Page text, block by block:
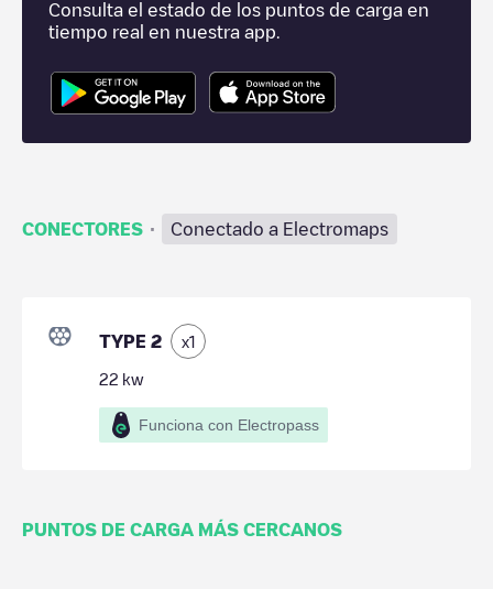
Consulta el estado de los puntos de carga en
tiempo real en nuestra app.
CONECTORES · Conectado a Electromaps
TYPE 2 x1
22 kw
Funciona con Electropass
PUNTOS DE CARGA MÁS CERCANOS